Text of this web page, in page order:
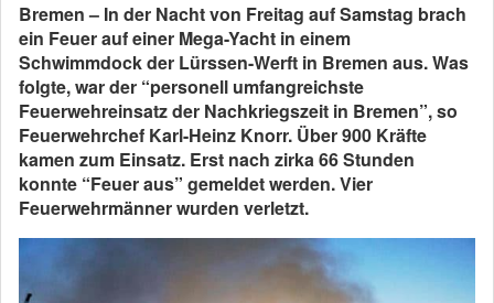
Bremen – In der Nacht von Freitag auf Samstag brach
ein Feuer auf einer Mega-Yacht in einem
Schwimmdock der Lürssen-Werft in Bremen aus. Was
folgte, war der “personell umfangreichste
Feuerwehreinsatz der Nachkriegszeit in Bremen”, so
Feuerwehrchef Karl-Heinz Knorr. Über 900 Kräfte
kamen zum Einsatz. Erst nach zirka 66 Stunden
konnte “Feuer aus” gemeldet werden. Vier
Feuerwehrmänner wurden verletzt.